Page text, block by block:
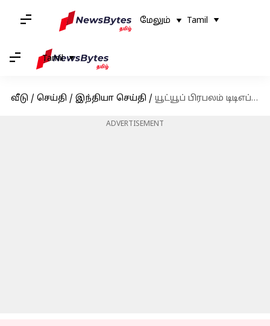
மேலும் Tamil
Tamil
வீடு / செய்தி / இந்தியா செய்தி / யூட்யூப் பிரபலம் டிடிஎப் வாசனுக்கு அக்டோபர் 3ஆம் தேதி வரை நீதிமன்ற காவல்
ADVERTISEMENT